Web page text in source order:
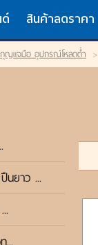
สินค้าลดราคา
ญแจมือ อุปกรณ์โหลดต่ำ >
นยาว ...